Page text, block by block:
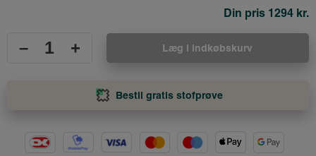
Din pris 1294 kr.
– + Læg i indkøbskurv
Bestil gratis stofprøve